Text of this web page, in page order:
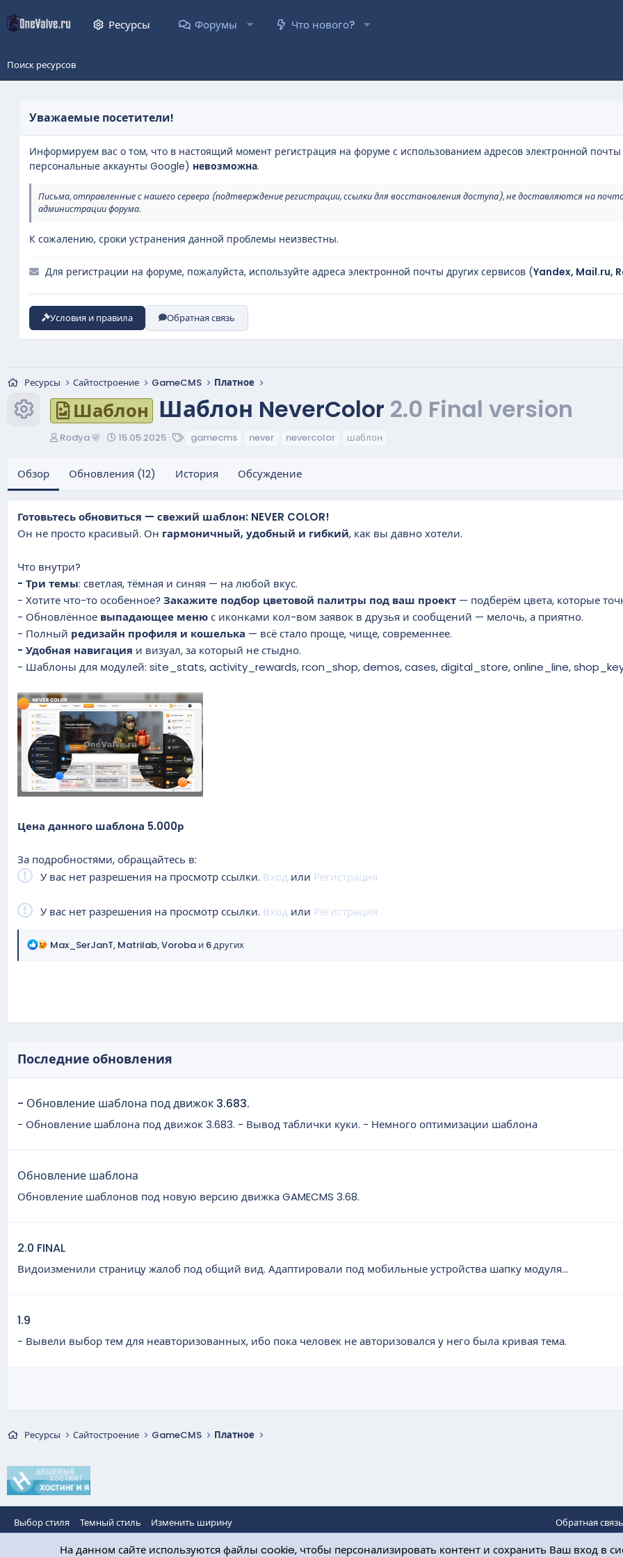
Ресурсы Форумы Что нового?
Поиск ресурсов
Уважаемые посетители!
Информируем вас о том, что в настоящий момент регистрация на форуме с использованием адресов электронной
персональные аккаунты Google) невозможна.
Письма, отправленные с нашего сервера (подтверждение регистрации, ссылки для восстановления доступа), не доставляются на
администрации форума.
К сожалению, сроки устранения данной проблемы неизвестны.
Для регистрации на форуме, пожалуйста, используйте адреса электронной почты других сервисов (Yandex, Mail.ru,
Условия и правила Обратная связь
Ресурсы Сайтостроение GameCMS Платное
Иконка ресурса
Шаблон Шаблон NeverColor 2.0 Final version
А
р
Rodya
Д
а
с
з
д
я
15.05.2025
и
gamecms never nevercolor шаблон
Обзор Обновления (12) История Обсуждение
Готовьтесь обновиться — свежий шаблон: NEVER COLOR!
Он не просто красивый. Он гармоничный, удобный и гибкий, как вы давно хотели.
Что внутри?
- Три темы: светлая, тёмная и синяя — на любой вкус.
- Хотите что-то особенное? Закажите подбор цветовой палитры под ваш проект — подберём цвета, которые
- Обновлённое выпадающее менюс иконками кол-вом заявок в друзья и сообщений — мелочь, а приятно.
- Полный редизайн профиля и кошелька — всё стало проще, чище, современнее.
- Удобная навигация и визуал, за который не стыдно.
- Шаблоны для модулей: site_stats, activity_rewards, rcon_shop, demos, cases, digital_store, online_line,
Цена данного шаблона 5.000р
За подробностями, обращайтесь в:
У вас нет разрешения на просмотр ссылки. Вход или Регистрация
У вас нет разрешения на просмотр ссылки. Вход или Регистрация
Р
Max_SerJanT, Matrilab,Voroba и 6 других
Последние обновления
- Обновление шаблона под движок 3.683.
- Обновление шаблона под движок 3.683. - Вывод таблички куки. - Немного оптимизации шаблона
Обновление шаблона
Обновление шаблонов под новую версию движка GAMECMS 3.68.
2.0 FINAL
Видоизменили страницу жалоб под общий вид. Адаптировали под мобильные устройства шапку модуля...
1.9
- Вывели выбор тем для неавторизованных, ибо пока человек не авторизовался у него была кривая тема.
Ресурсы Сайтостроение GameCMS Платное
Выбор стиля Темный стиль Изменить ширину Обратная связь
На данном сайте используются файлы cookie, чтобы персонализировать контент и сохранить Ваш вход в